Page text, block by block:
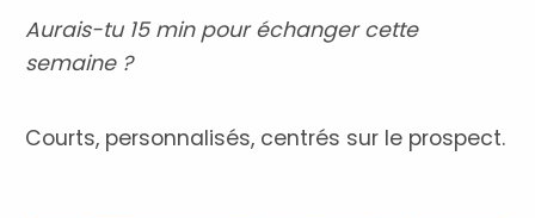
Aurais-tu 15 min pour échanger cette
semaine ?
Courts, personnalisés, centrés sur le prospect.